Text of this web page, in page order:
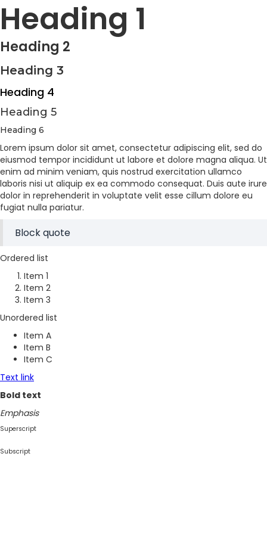
Heading 1
Heading 2
Heading 3
Heading 4
Heading 5
Heading 6
Lorem ipsum dolor sit amet, consectetur adipiscing elit, sed do
eiusmod tempor incididunt ut labore et dolore magna aliqua. Ut
enim ad minim veniam, quis nostrud exercitation ullamco
laboris nisi ut aliquip ex ea commodo consequat. Duis aute irure
dolor in reprehenderit in voluptate velit esse cillum dolore eu
fugiat nulla pariatur.
Block quote
Ordered list
Item 1
Item 2
Item 3
Unordered list
Item A
Item B
Item C
Text link
Bold text
Emphasis
Superscript
Subscript